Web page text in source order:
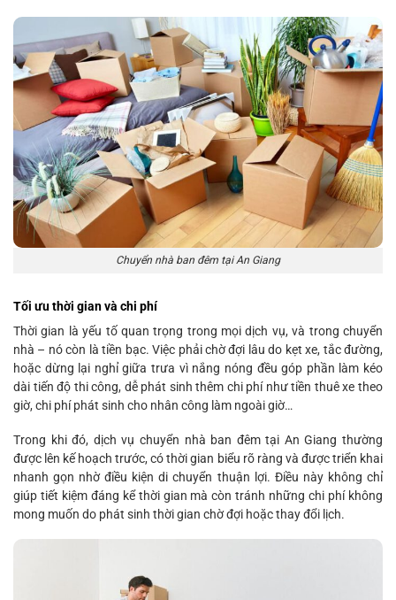
Chuyển nhà ban đêm tại An Giang
Tối ưu thời gian và chi phí
Thời gian là yếu tố quan trọng trong mọi dịch vụ, và trong chuyển
nhà – nó còn là tiền bạc. Việc phải chờ đợi lâu do kẹt xe, tắc đường,
hoặc dừng lại nghỉ giữa trưa vì nắng nóng đều góp phần làm kéo
dài tiến độ thi công, dễ phát sinh thêm chi phí như tiền thuê xe theo
giờ, chi phí phát sinh cho nhân công làm ngoài giờ…
Trong khi đó, dịch vụ chuyển nhà ban đêm tại An Giang thường
được lên kế hoạch trước, có thời gian biểu rõ ràng và được triển khai
nhanh gọn nhờ điều kiện di chuyển thuận lợi. Điều này không chỉ
giúp tiết kiệm đáng kể thời gian mà còn tránh những chi phí không
mong muốn do phát sinh thời gian chờ đợi hoặc thay đổi lịch.